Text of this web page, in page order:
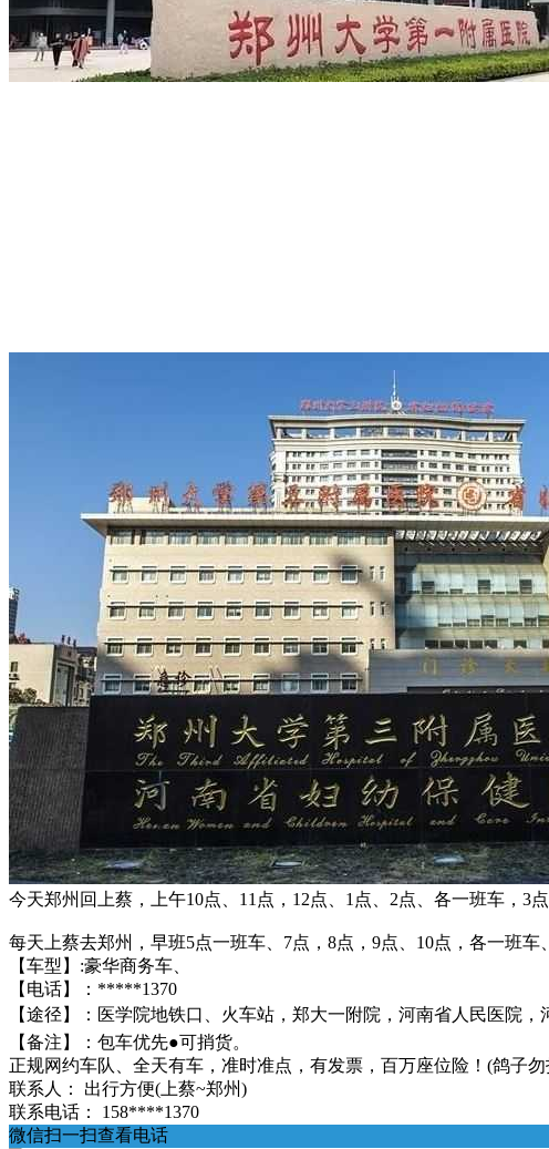
今天郑州回上蔡，上午10点、11点，12点、1点、2点、各一班车，3
每天上蔡去郑州，早班5点一班车、7点，8点，9点、10点，各一班车
【车型】:豪华商务车、
【电话】：*****1370
【途径】：医学院‬地铁口、火车站，郑大一附院，河南省人民医院
【备注】：包车优先●可捎‬货。
正规网约车队、全天有车，准时准点，有发票，百‬万座位险！(鸽子勿
联系人：
出行方便(上蔡~郑州)
联系电话：
158****1370
微信扫一扫查看电话